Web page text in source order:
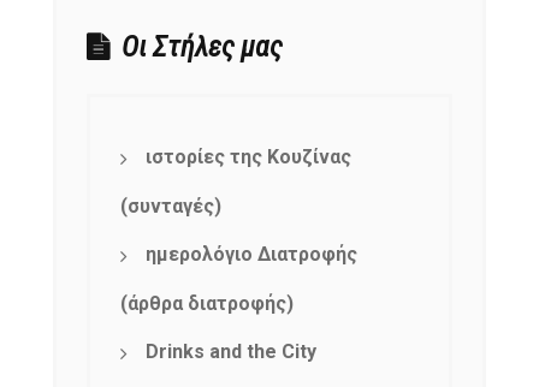
Οι Στήλες μας
ιστορίες της Κουζίνας
(συνταγές)
ημερολόγιο Διατροφής
(άρθρα διατροφής)
Drinks and the City